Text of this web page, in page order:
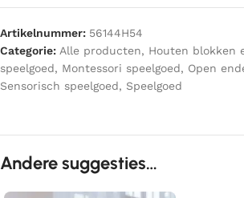
Artikelnummer: 56144H54
Categorie: Alle producten, Houten blokken
speelgoed, Montessori speelgoed, Open
Sensorisch speelgoed, Speelgoed
Andere suggesties…